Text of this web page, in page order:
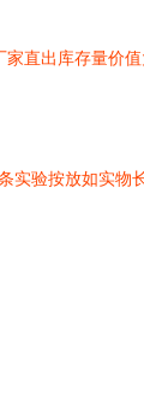
直出库存量价
实验按放如实物